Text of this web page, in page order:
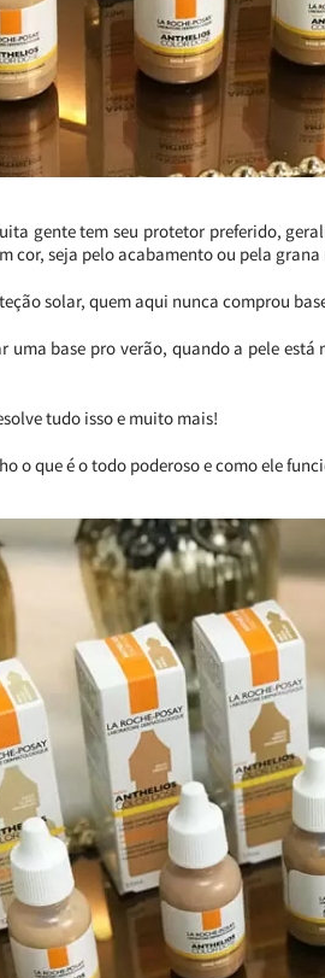
gente tem seu protetor preferido,
cor, seja pelo acabamento ou pela grana
solar, quem aqui nunca comprou
uma base pro verão, quando a pele
tudo isso e muito mais!
o que é o todo poderoso e como ele